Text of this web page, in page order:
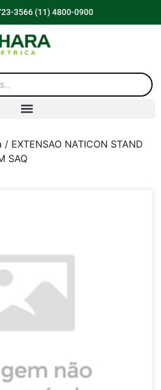
3566 (11) 4800-0900
/ EXTENSAO NATICON STAND
SAQ